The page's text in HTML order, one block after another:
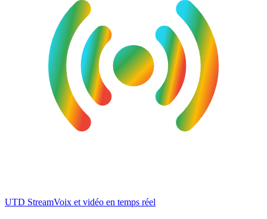
UTD StreamVoix et vidéo en temps réel